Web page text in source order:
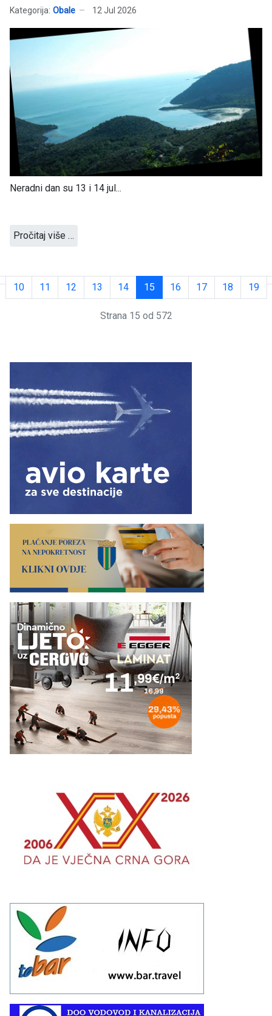
Kategorija: Obale 12 Jul 2026
Neradni dan su 13 i 14 jul...
Pročitaj više …
10 11 12 13 14 15 16 17 18 19
Strana 15 od 572